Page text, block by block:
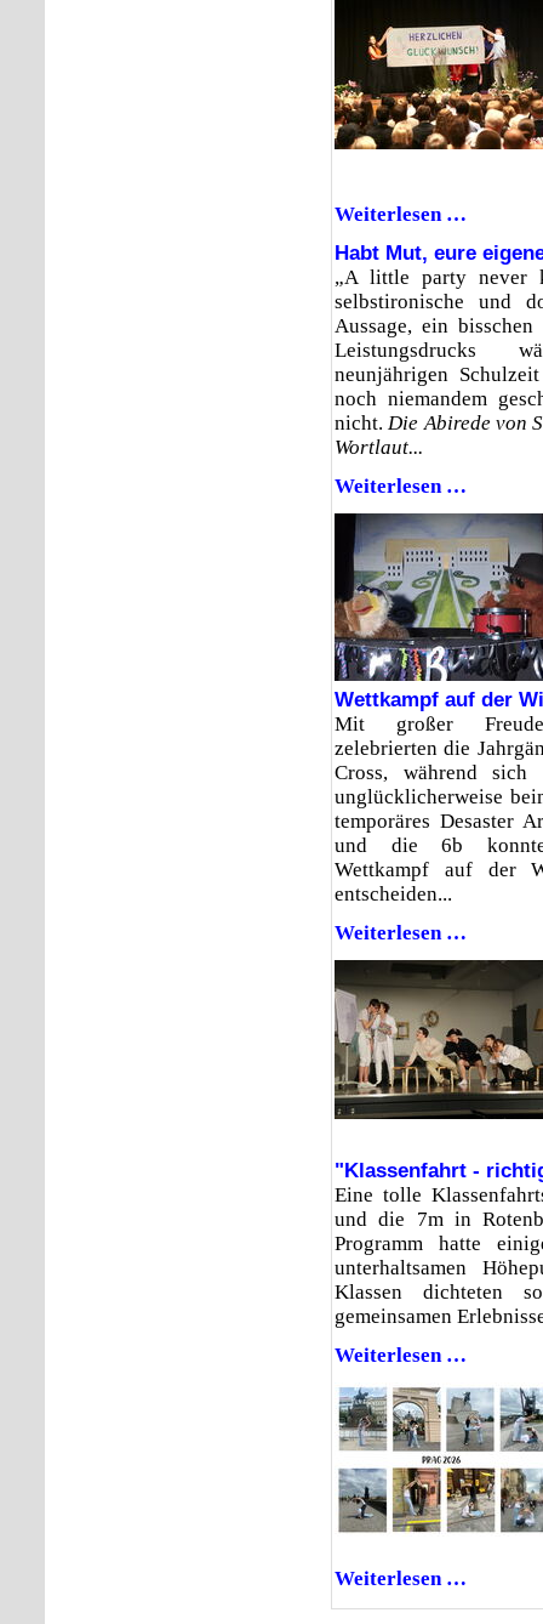
der
Constien
🎶
Weiterlesen …
Licht
und
Schatten
Habt Mut, eure
„A little party never
selbstironische und
Aussage, ein
Leistungsdrucks
neunjährigen
noch niemandem
nicht.Die Abirede von
Wortlaut...
Weiterlesen …
eure
eigenen
Wege
zu
gehen
Wettkampf auf der
Mit großer
zelebrierten die
Cross, während
unglücklicherweise
temporäres Desaster
und die 6b
Wettkampf auf der
entscheiden...
Weiterlesen …
der
"Klassenfahrt -
Eine tolle
und die 7m in
Programm hatte
unterhaltsamen
Klassen dichteten
gemeinsamen
Weiterlesen …
richtig
geil..."
Weiterlesen …